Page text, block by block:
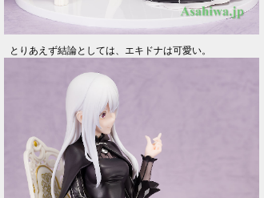
とりあえず結論としては、エキドナは可愛い。